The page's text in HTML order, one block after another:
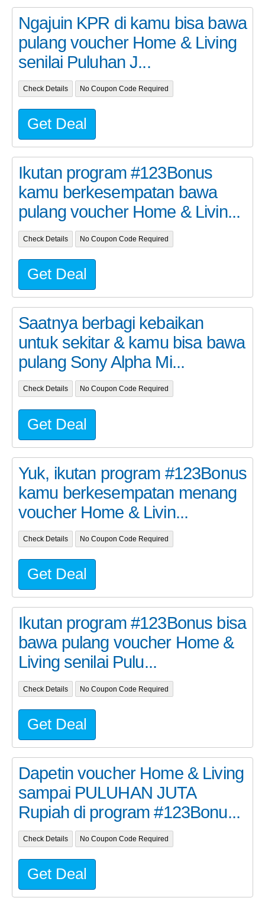
Ngajuin KPR di kamu bisa bawa
pulang voucher Home & Living
senilai Puluhan J...
Check Details No Coupon Code Required
Get Deal
Ikutan program #123Bonus
kamu berkesempatan bawa
pulang voucher Home & Livin...
Check Details No Coupon Code Required
Get Deal
Saatnya berbagi kebaikan
untuk sekitar & kamu bisa bawa
pulang Sony Alpha Mi...
Check Details No Coupon Code Required
Get Deal
Yuk, ikutan program #123Bonus
kamu berkesempatan menang
voucher Home & Livin...
Check Details No Coupon Code Required
Get Deal
Ikutan program #123Bonus bisa
bawa pulang voucher Home &
Living senilai Pulu...
Check Details No Coupon Code Required
Get Deal
Dapetin voucher Home & Living
sampai PULUHAN JUTA
Rupiah di program #123Bonu...
Check Details No Coupon Code Required
Get Deal